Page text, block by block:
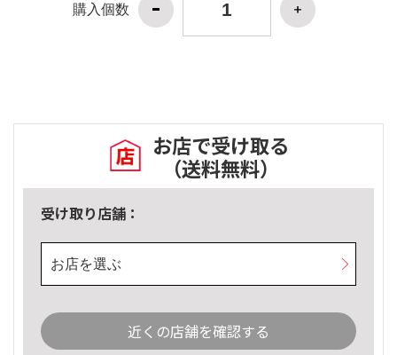
購入個数
お店で受け取る
（送料無料）
受け取り店舗：
お店を選ぶ
近くの店舗を確認する